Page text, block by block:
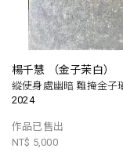
楊千慧 （金子茉白）
縱使身處幽暗 難掩金子
2024
作品已售出
NT$ 5,000